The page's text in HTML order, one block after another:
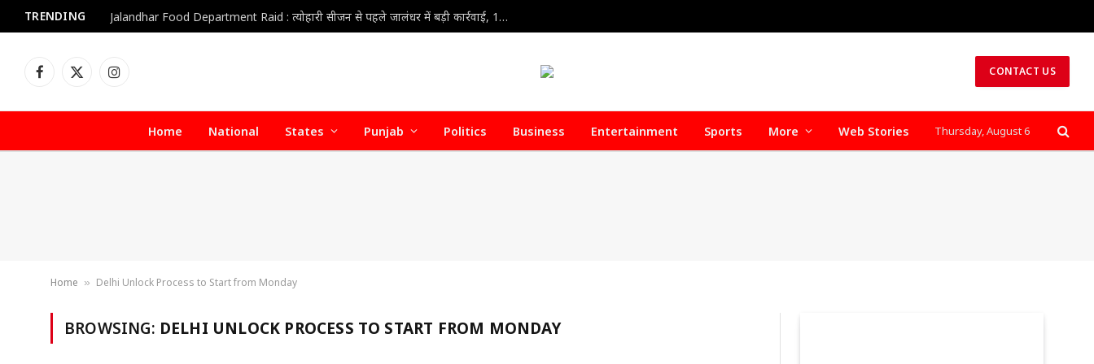
TRENDING Jalandhar Food Department Raid : त्योहारी सीजन से पहले जालंधर में बड़ी कार्रवाई, 1000 किलो संदिग्ध पनीर और मिल्क क्रीम सीज
Facebook
X
Instagram CONTACT US
Home National States Punjab Politics Business Entertainment Sports More Web Stories Thursday, August 6
Home » Delhi Unlock Process to Start from Monday
BROWSING: DELHI UNLOCK PROCESS TO START FROM MONDAY